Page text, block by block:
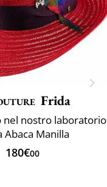
Frida
nel nostro laboratorio
Abaca Manilla
180€00